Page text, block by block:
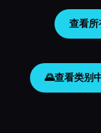
查看
🌄查看类别